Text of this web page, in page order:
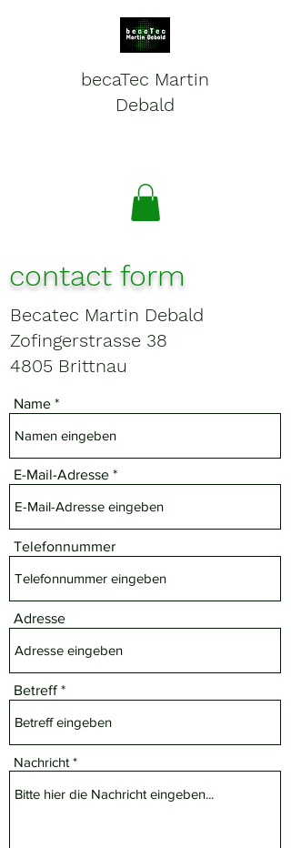
becaTec Martin
Debald
contact form
Becatec Martin Debald
Zofingerstrasse 38
4805 Brittnau
Name
E-Mail-Adresse
Telefonnummer
Adresse
Betreff
Nachricht